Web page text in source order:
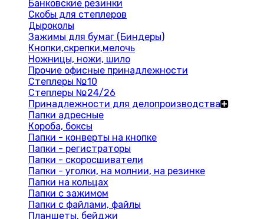
Банковские резинки
Скобы для степлеров
Дыроколы
Зажимы для бумаг (Биндеры)
Кнопки,скрепки,мелочь
Ножницы, ножи, шило
Прочие офисные принадлежности
Степлеры №10
Степлеры №24/26
Принадлежности для делопроизводства
Папки адресные
Короба, боксы
Папки - конверты на кнопке
Папки - регистраторы
Папки - скоросшиватели
Папки - уголки, на молнии, на резинке
Папки на кольцах
Папки с зажимом
Папки с файлами, файлы
Планшеты, бейджи